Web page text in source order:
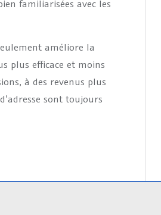
familiarisées avec les
améliore la
plus efficace et moins
à des revenus plus
sont toujours